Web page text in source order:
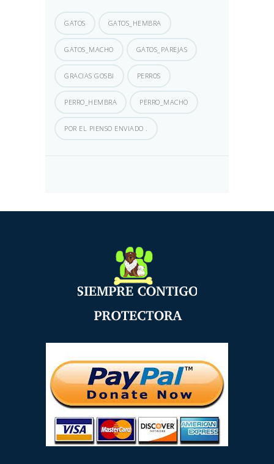
GATOS GATOS_HEMBRA
GATOS_MACHO GATOS_PAREJAS
GRACIAS GOSBI PERROS
PERRO_HEMBRA PERRO_MACHO
POR EL PIENSO ENVIADO .